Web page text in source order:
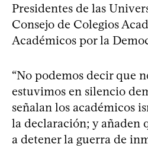
Presidentes de las
Consejo de Colegios
Académicos por la
“No podemos decir que
estuvimos en silencio
señalan los académicos
la declaración; y añaden
a detener la guerra de